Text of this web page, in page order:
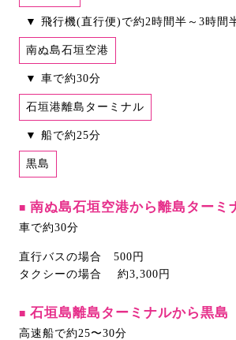
▼ 飛行機(直行便)で約2時間半～3時間
南ぬ島石垣空港
▼ 車で約30分
石垣港離島ターミナル
▼ 船で約25分
黒島
■ 南ぬ島石垣空港から離島ターミ
車で約30分
直行バスの場合 500円
タクシーの場合 約3,300円
■ 石垣島離島ターミナルから黒島
高速船で約25〜30分